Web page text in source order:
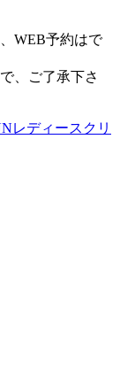
WEB予約はで
、ご了承下さ